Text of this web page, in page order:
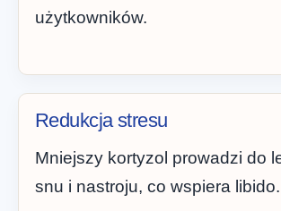
użytkowników.
Redukcja stresu
Mniejszy kortyzol prowadzi do
snu i nastroju, co wspiera libido.